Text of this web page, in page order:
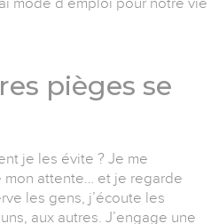
pièges se
je les évite ? Je me
mon attente… et je regarde
les gens, j’écoute les
aux autres. J’engage une